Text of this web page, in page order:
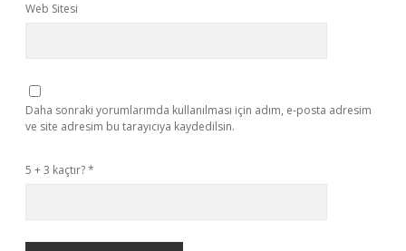
Web Sitesi
Daha sonraki yorumlarımda kullanılması için adım, e-posta adresim
ve site adresim bu tarayıcıya kaydedilsin.
5 + 3 kaçtır?*